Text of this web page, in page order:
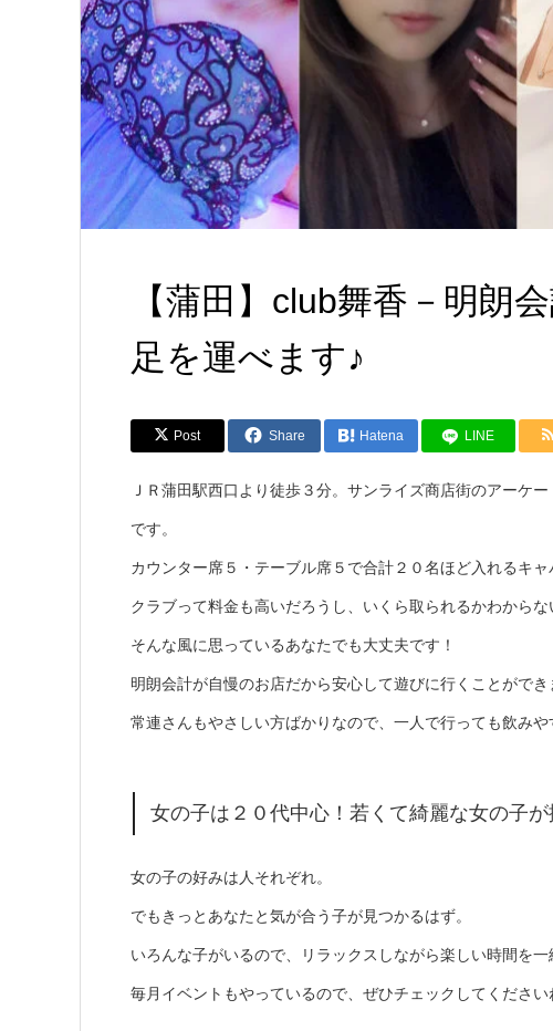
【蒲田】club舞香－明朗
足を運べます♪
Post Share Hatena LINE
ＪＲ蒲田駅西口より徒歩３分。サンライズ商店街のアーケ
です。
カウンター席５・テーブル席５で合計２０名ほど入れるキャ
クラブって料金も高いだろうし、いくら取られるかわから
そんな風に思っているあなたでも大丈夫です！
明朗会計が自慢のお店だから安心して遊びに行くことができ
常連さんもやさしい方ばかりなので、一人で行っても飲み
女の子は２０代中心！若くて綺麗な女の子
女の子の好みは人それぞれ。
でもきっとあなたと気が合う子が見つかるはず。
いろんな子がいるので、リラックスしながら楽しい時間を
毎月イベントもやっているので、ぜひチェックしてください